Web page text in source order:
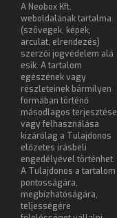
A Neobox Kft.
weboldalának tartalma
(szövegek, képek,
arculat, elrendezés)
szerzői jogvédelem alá
esik. A tartalom
egészének vagy
részleteinek bármilyen
formában történő
másodlagos terjesztése
vagy felhasználása
kizárólag a Tulajdonos
előzetes írásbeli
engedélyével történhet.
A Tulajdonos a tartalom
pontosságára,
megbízhatóságára,
teljességére